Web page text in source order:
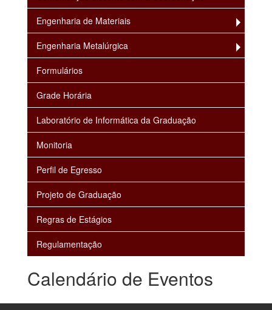
Engenharia de Materiais
Engenharia Metalúrgica
Formulários
Grade Horária
Laboratório de Informática da Graduação
Monitoria
Perfil de Egresso
Projeto de Graduação
Regras de Estágios
Regulamentação
Calendário de Eventos